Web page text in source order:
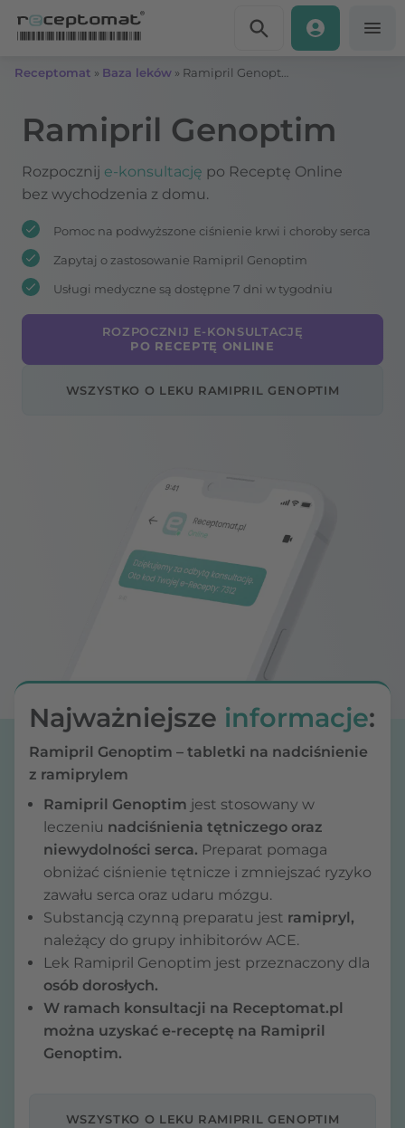
Receptomat » Baza leków »
Ramipril Genoptim
Rozpocznij e-konsultację po Receptę Online
bez wychodzenia z domu.
Pomoc na podwyższone ciśnienie krwi i choroby serca
Zapytaj o zastosowanie Ramipril Genoptim
Usługi medyczne są dostępne 7 dni w tygodniu
ROZPOCZNIJ E-KONSULTACJĘ
PO RECEPTĘ ONLINE
WSZYSTKO O LEKU RAMIPRIL GENOPTIM
Najważniejsze informacje:
Ramipril Genoptim – tabletki na nadciśnienie
z ramiprylem
Ramipril Genoptim jest stosowany w
leczeniu nadciśnienia tętniczego oraz
niewydolności serca. Preparat pomaga
obniżać ciśnienie tętnicze i zmniejszać ryzyko
zawału serca oraz udaru mózgu.
Substancją czynną preparatu jest ramipryl,
należący do grupy inhibitorów ACE.
Lek Ramipril Genoptim jest przeznaczony dla
osób dorosłych.
W ramach konsultacji na Receptomat.pl
można uzyskać e-receptę na Ramipril
Genoptim.
WSZYSTKO O LEKU RAMIPRIL GENOPTIM